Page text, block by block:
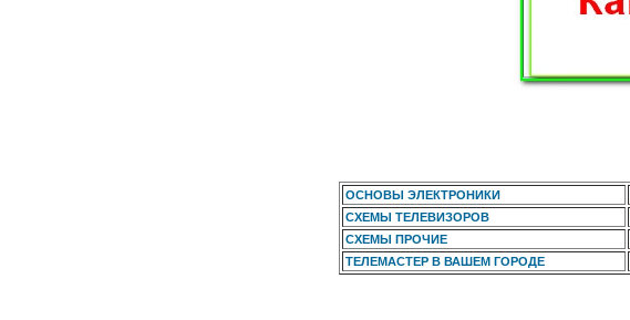
ОСНОВЫ ЭЛЕКТРОНИКИ
СХЕМЫ ТЕЛЕВИЗОРОВ
СХЕМЫ ПРОЧИЕ
ТЕЛЕМАСТЕР В ВАШЕМ ГОРОДЕ